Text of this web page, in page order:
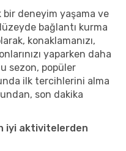
deneyim yaşama ve
bağlantı kurma
konaklamanızı,
yaparken daha
sezon, popüler
ilk tercihlerini alma
son dakika
iyi aktivitelerden